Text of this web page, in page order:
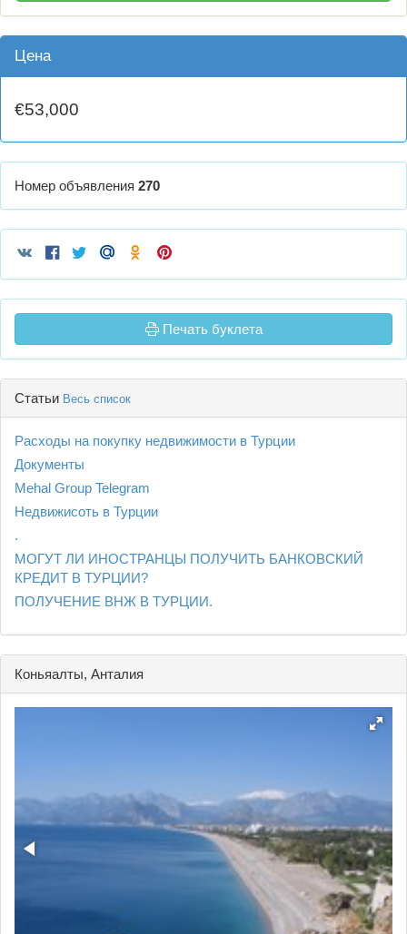
Цена
€53,000
Номер объявления 270
Печать буклета
Статьи Весь список
Расходы на покупку недвижимости в Турции
Документы
Mehal Group Telegram
Недвижисоть в Турции
.
МОГУТ ЛИ ИНОСТРАНЦЫ ПОЛУЧИТЬ БАНКОВСКИЙ
КРЕДИТ В ТУРЦИИ?
ПОЛУЧЕНИЕ ВНЖ В ТУРЦИИ.
Коньяалты, Анталия